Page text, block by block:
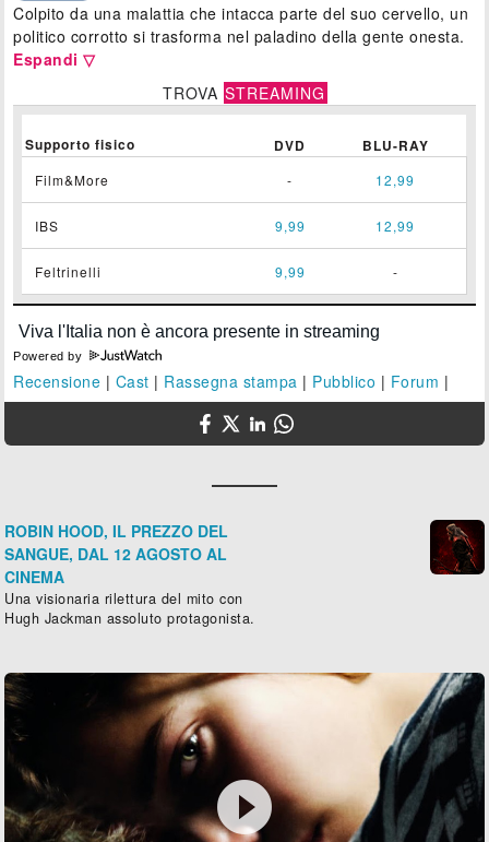
Colpito da una malattia che intacca parte del suo cervello, un
politico corrotto si trasforma nel paladino della gente onesta.
Espandi ▽
TROVA STREAMING
Supporto fisico DVD BLU-RAY
Film&More - 12,99
IBS 9,99 12,99
Feltrinelli 9,99 -
Powered by
Recensione | Cast | Rassegna stampa | Pubblico | Forum |
ROBIN HOOD, IL PREZZO DEL
SANGUE, DAL 12 AGOSTO AL
CINEMA
Una visionaria rilettura del mito con
Hugh Jackman assoluto protagonista.
